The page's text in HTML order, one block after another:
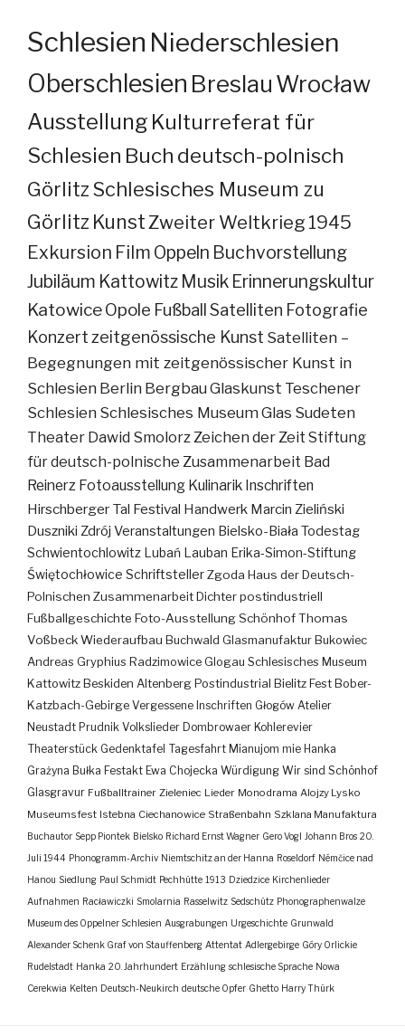
Schlesien Niederschlesien
Oberschlesien Breslau Wrocław
Ausstellung Kulturreferat für
Schlesien Buch deutsch-polnisch
GörlitzSchlesisches Museum zu
Görlitz Kunst Zweiter Weltkrieg 1945
Exkursion Film Oppeln Buchvorstellung
Jubiläum Kattowitz Musik Erinnerungskultur
KatowiceOpole FußballSatelliten Fotografie
Konzertzeitgenössische Kunst Satelliten –
Begegnungen mit zeitgenössischer Kunst in
Schlesien Berlin BergbauGlaskunst Teschener
Schlesien Schlesisches MuseumGlas Sudeten
Theater Dawid Smolorz Zeichen der Zeit Stiftung
für deutsch-polnische Zusammenarbeit Bad
Reinerz Fotoausstellung Kulinarik Inschriften
Hirschberger Tal Festival Handwerk Marcin Zieliński
Duszniki Zdrój Veranstaltungen Bielsko-Biała Todestag
Schwientochlowitz
Lubań Lauban Erika-Simon-Stiftung
Świętochłowice SchriftstellerZgoda Haus der Deutsch-
Polnischen ZusammenarbeitDichterpostindustriell
Fußballgeschichte Foto-AusstellungSchönhofThomas
VoßbeckWiederaufbau Buchwald Glasmanufaktur Bukowiec
Andreas Gryphius Radzimowice Glogau Schlesisches Museum
Kattowitz Beskiden Altenberg Postindustrial Bielitz Fest Bober-
Katzbach-Gebirge Vergessene Inschriften Głogów Atelier
Neustadt Prudnik Volkslieder Dombrowaer Kohlerevier
Theaterstück Gedenktafel Tagesfahrt Mianujom mie Hanka
Grażyna Bułka Festakt Ewa Chojecka Würdigung Wir sind Schönhof
Glasgravur Fußballtrainer Zieleniec Lieder Monodrama Alojzy Lysko
Museumsfest Istebna Ciechanowice Straßenbahn Szklana Manufaktura
Buchautor Sepp Piontek Bielsko Richard Ernst Wagner Gero Vogl Johann Bros 20.
Juli 1944 Phonogramm-Archiv Niemtschitz an der Hanna Roseldorf Némčice nad
Hanou Siedlung Paul Schmidt Pechhütte 1913 Dziedzice Kirchenlieder
Aufnahmen Racławiczki Smolarnia Rasselwitz Sedschütz Phonographenwalze
Museum des Oppelner Schlesien Ausgrabungen Urgeschichte Grunwald
Alexander Schenk Graf von Stauffenberg Attentat Adlergebirge Góry Orlickie
Rudelstadt Hanka 20. Jahrhundert Erzählung schlesische Sprache Nowa
Cerekwia Kelten Deutsch-Neukirch deutsche Opfer Ghetto Harry Thürk